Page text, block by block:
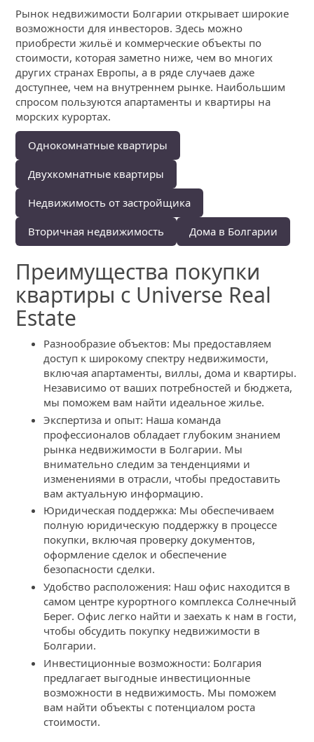
Рынок недвижимости Болгарии открывает широкие
возможности для инвесторов. Здесь можно
приобрести жильё и коммерческие объекты по
стоимости, которая заметно ниже, чем во многих
других странах Европы, а в ряде случаев даже
доступнее, чем на внутреннем рынке. Наибольшим
спросом пользуются апартаменты и квартиры на
морских курортах.
Однокомнатные квартиры
Двухкомнатные квартиры
Недвижимость от застройщика
Вторичная недвижимость Дома в Болгарии
Преимущества покупки
квартиры с Universe Real
Estate
Разнообразие объектов: Мы предоставляем
доступ к широкому спектру недвижимости,
включая апартаменты, виллы, дома и квартиры.
Независимо от ваших потребностей и бюджета,
мы поможем вам найти идеальное жилье.
Экспертиза и опыт: Наша команда
профессионалов обладает глубоким знанием
рынка недвижимости в Болгарии. Мы
внимательно следим за тенденциями и
изменениями в отрасли, чтобы предоставить
вам актуальную информацию.
Юридическая поддержка: Мы обеспечиваем
полную юридическую поддержку в процессе
покупки, включая проверку документов,
оформление сделок и обеспечение
безопасности сделки.
Удобство расположения: Наш офис находится в
самом центре курортного комплекса Солнечный
Берег. Офис легко найти и заехать к нам в гости,
чтобы обсудить покупку недвижимости в
Болгарии.
Инвестиционные возможности: Болгария
предлагает выгодные инвестиционные
возможности в недвижимость. Мы поможем
вам найти объекты с потенциалом роста
стоимости.